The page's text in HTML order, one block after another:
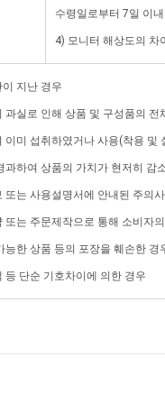
수령일로부터 7일 이
4) 모니터 해상도의 차
지난 경우
과실로 인해 상품 및 구성품의
이미 섭취하였거나 사용(착용 및
과하여 상품의 가치가 현저히 감
또는 사용설명서에 안내된 주의
또는 주문제작으로 통해 소비자
능한 상품 등의 포장을 훼손한 경
등 단순 기호차이에 의한 경우